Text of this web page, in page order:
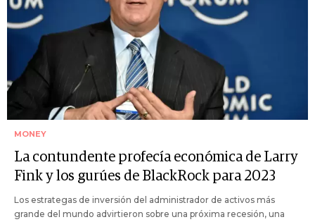
MONEY
La contundente profecía económica de Larry
Fink y los gurúes de BlackRock para 2023
Los estrategas de inversión del administrador de activos más
grande del mundo advirtieron sobre una próxima recesión, una